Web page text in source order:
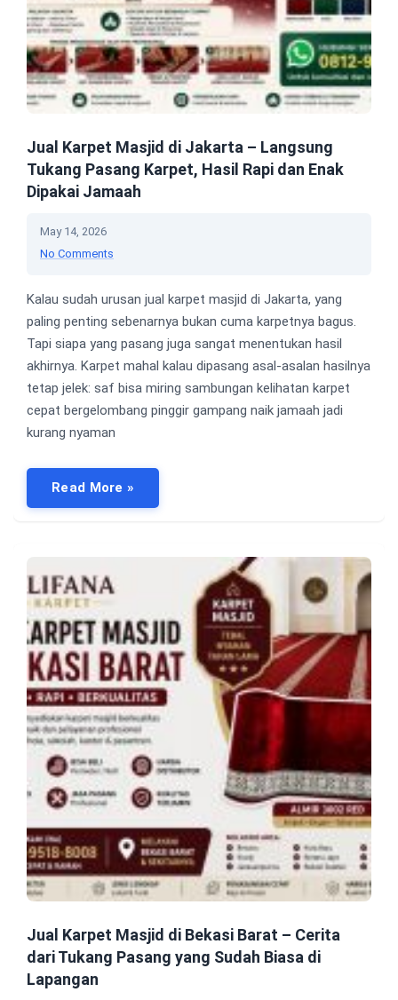
Jual Karpet Masjid di Jakarta – Langsung
Tukang Pasang Karpet, Hasil Rapi dan Enak
Dipakai Jamaah
May 14, 2026
No Comments
Kalau sudah urusan jual karpet masjid di Jakarta, yang
paling penting sebenarnya bukan cuma karpetnya bagus.
Tapi siapa yang pasang juga sangat menentukan hasil
akhirnya. Karpet mahal kalau dipasang asal-asalan hasilnya
tetap jelek: saf bisa miring sambungan kelihatan karpet
cepat bergelombang pinggir gampang naik jamaah jadi
kurang nyaman
Read More »
Jual Karpet Masjid di Bekasi Barat – Cerita
dari Tukang Pasang yang Sudah Biasa di
Lapangan